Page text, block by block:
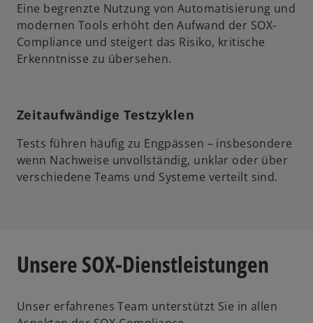
Eine begrenzte Nutzung von Automatisierung und
modernen Tools erhöht den Aufwand der SOX-
Compliance und steigert das Risiko, kritische
Erkenntnisse zu übersehen.
Zeitaufwändige Testzyklen
Tests führen häufig zu Engpässen – insbesondere
wenn Nachweise unvollständig, unklar oder über
verschiedene Teams und Systeme verteilt sind.
Unsere SOX-Dienstleistungen
Unser erfahrenes Team unterstützt Sie in allen